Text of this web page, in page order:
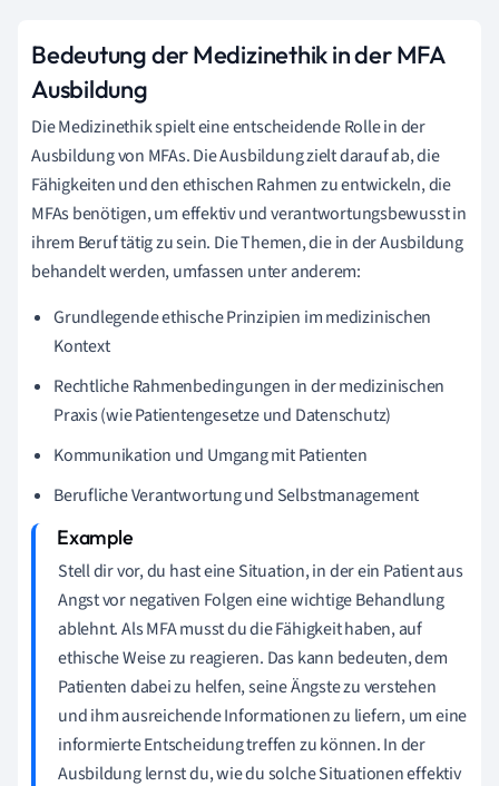
Bedeutung der Medizinethik in der MFA
Ausbildung
Die Medizinethik spielt eine entscheidende Rolle in der
Ausbildung von MFAs. Die Ausbildung zielt darauf ab, die
Fähigkeiten und den ethischen Rahmen zu entwickeln, die
MFAs benötigen, um effektiv und verantwortungsbewusst in
ihrem Beruf tätig zu sein. Die Themen, die in der Ausbildung
behandelt werden, umfassen unter anderem:
Grundlegende ethische Prinzipien im medizinischen
Kontext
Rechtliche Rahmenbedingungen in der medizinischen
Praxis (wie Patientengesetze und Datenschutz)
Kommunikation und Umgang mit Patienten
Berufliche Verantwortung und Selbstmanagement
Stell dir vor, du hast eine Situation, in der ein Patient aus
Angst vor negativen Folgen eine wichtige Behandlung
ablehnt. Als MFA musst du die Fähigkeit haben, auf
ethische Weise zu reagieren. Das kann bedeuten, dem
Patienten dabei zu helfen, seine Ängste zu verstehen
und ihm ausreichende Informationen zu liefern, um eine
informierte Entscheidung treffen zu können. In der
Ausbildung lernst du, wie du solche Situationen effektiv